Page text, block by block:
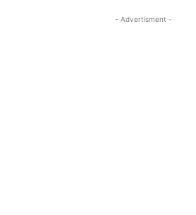
- Advertisment -